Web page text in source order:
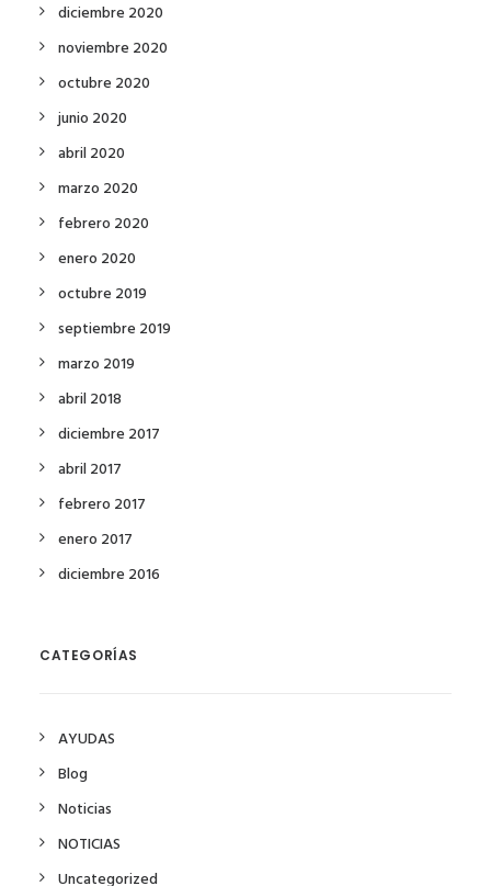
diciembre 2020
noviembre 2020
octubre 2020
junio 2020
abril 2020
marzo 2020
febrero 2020
enero 2020
octubre 2019
septiembre 2019
marzo 2019
abril 2018
diciembre 2017
abril 2017
febrero 2017
enero 2017
diciembre 2016
CATEGORÍAS
AYUDAS
Blog
Noticias
NOTICIAS
Uncategorized